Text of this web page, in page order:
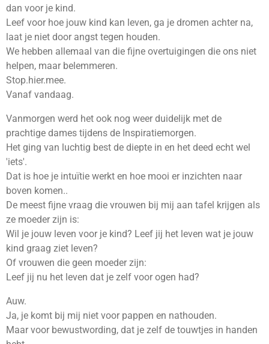
dan voor je kind.
Leef voor hoe jouw kind kan leven, ga je dromen achter na,
laat je niet door angst tegen houden.
We hebben allemaal van die fijne overtuigingen die ons niet
helpen, maar belemmeren.
Stop.hier.mee.
Vanaf vandaag.
Vanmorgen werd het ook nog weer duidelijk met de
prachtige dames tijdens de Inspiratiemorgen.
Het ging van luchtig best de diepte in en het deed echt wel
'iets'.
Dat is hoe je intuïtie werkt en hoe mooi er inzichten naar
boven komen..
De meest fijne vraag die vrouwen bij mij aan tafel krijgen als
ze moeder zijn is:
Wil je jouw leven voor je kind? Leef jij het leven wat je jouw
kind graag ziet leven?
Of vrouwen die geen moeder zijn:
Leef jij nu het leven dat je zelf voor ogen had?
Auw.
Ja, je komt bij mij niet voor pappen en nathouden.
Maar voor bewustwording, dat je zelf de touwtjes in handen